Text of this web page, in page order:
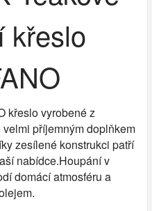
křeslo
křeslo vyrobené z
příjemným doplňkem
zesílené konstrukci patří
nabídce.Houpání v
domácí atmosféru a